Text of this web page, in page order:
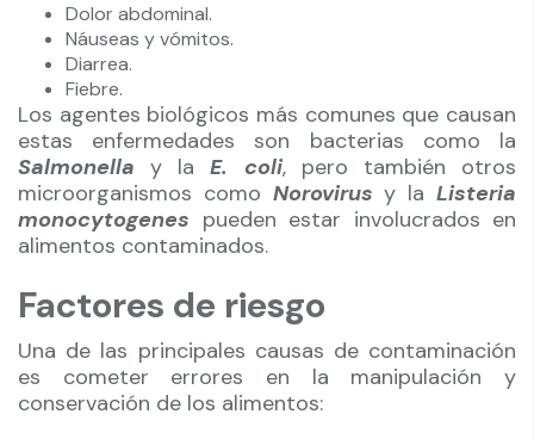
Dolor abdominal.
Náuseas y vómitos.
Diarrea.
Fiebre.
Los agentes biológicos más comunes que causan
estas enfermedades son bacterias como la
Salmonella y laE. coli, pero también otros
microorganismos como Norovirus y laListeria
monocytogenes pueden estar involucrados en
alimentos contaminados.
Factores de riesgo
Una de las principales causas de contaminación
es cometer errores en la manipulación y
conservación de los alimentos: